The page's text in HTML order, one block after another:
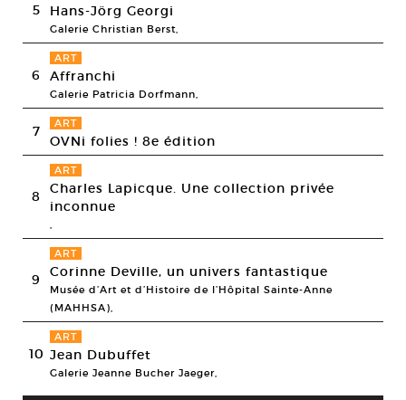
5 Hans-Jörg Georgi
Galerie Christian Berst,
6
ART
Affranchi
Galerie Patricia Dorfmann,
7 ART
OVNi folies ! 8e édition
8
ART
Charles Lapicque. Une collection privée
inconnue
9
ART
Corinne Deville, un univers fantastique
Musée d’Art et d’Histoire de l’Hôpital Sainte-Anne
(MAHHSA),
10
ART
Jean Dubuffet
Galerie Jeanne Bucher Jaeger,